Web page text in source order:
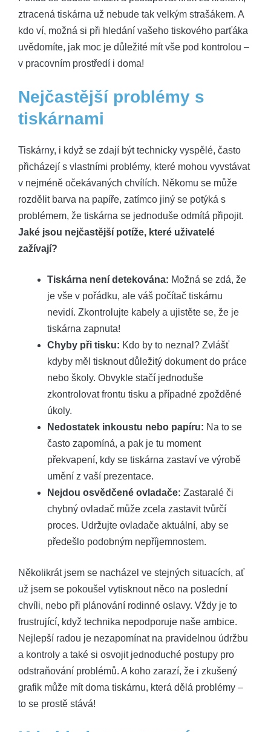
ztracená tiskárna už nebude tak velkým strašákem. A
kdo ví, možná si při hledání vašeho tiskového parťáka
uvědomíte, jak moc je důležité mít vše pod kontrolou –
v pracovním prostředí i doma!
Nejčastější problémy s
tiskárnami
Tiskárny, i když se zdají být technicky vyspělé, často
přicházejí s vlastními problémy, které mohou vyvstávat
v nejméně očekávaných chvílích. Někomu se může
rozdělit barva na papíře, zatímco jiný se potýká s
problémem, že tiskárna se jednoduše odmítá připojit.
Jaké jsou nejčastější potíže, které uživatelé
zažívají?
Tiskárna není detekována: Možná se zdá, že
je vše v pořádku, ale váš počítač tiskárnu
nevidí. Zkontrolujte kabely a ujistěte se, že je
tiskárna zapnuta!
Chyby při tisku: Kdo by to neznal? Zvlášť
kdyby měl tisknout důležitý dokument do práce
nebo školy. Obvykle stačí jednoduše
zkontrolovat frontu tisku a případné zpožděné
úkoly.
Nedostatek inkoustu nebo papíru: Na to se
často zapomíná, a pak je tu moment
překvapení, kdy se tiskárna zastaví ve výrobě
umění z vaší prezentace.
Nejdou osvědčené ovladače: Zastaralé či
chybný ovladač může zcela zastavit tvůrčí
proces. Udržujte ovladače aktuální, aby se
předešlo podobným nepříjemnostem.
Několikrát jsem se nacházel ve stejných situacích, ať
už jsem se pokoušel vytisknout něco na poslední
chvíli, nebo při plánování rodinné oslavy. Vždy je to
frustrující, když technika nepodporuje naše ambice.
Nejlepší radou je nezapomínat na pravidelnou údržbu
a kontroly a také si osvojit jednoduché postupy pro
odstraňování problémů. A koho zarazí, že i zkušený
grafik může mít doma tiskárnu, která dělá problémy –
to se prostě stává!